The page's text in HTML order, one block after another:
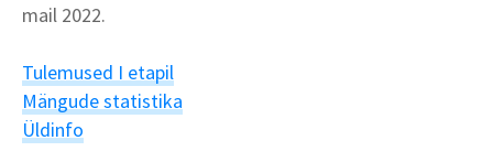
mail 2022.
Tulemused I etapil
Mängude statistika
Üldinfo